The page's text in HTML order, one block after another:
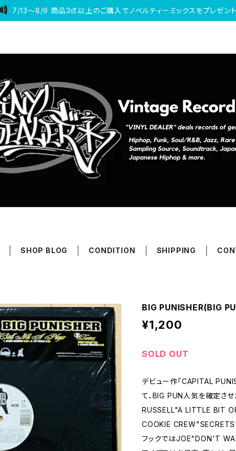
7/13〜8/9 商品3点以上のご購入でノベルティーミックスをプレゼント
SHOP BLOG CONDITION SHIPPING
BIG PUNISHER(BIG
¥1,200
SOLD OUT
デビュー作「CAPITAL
て、BIG PUN人気を確定させ
RUSSELL"A LITTLE BIT
COOKIE
フックではJOE"DON'T